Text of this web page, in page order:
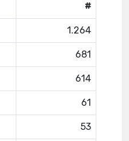
#
1.264
681
614
61
53